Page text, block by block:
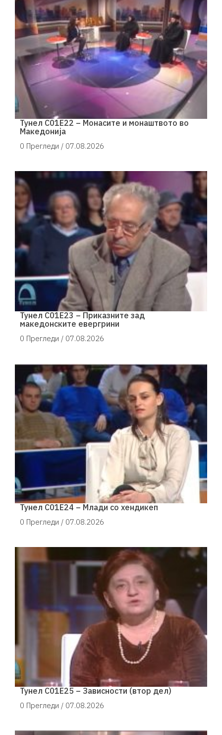
Тунел С01Е22 – Монасите и монаштвото во
Македонија
0 Прегледи / 07.08.2026
Тунел С01Е23 – Приказните зад
македонските евергрини
0 Прегледи / 07.08.2026
Тунел С01Е24 – Млади со хендикеп
0 Прегледи / 07.08.2026
Тунел С01Е25 – Зависности (втор дел)
0 Прегледи / 07.08.2026